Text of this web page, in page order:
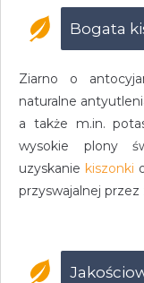
Bogata
Ziarno o
naturalne
a także m.in.
wysokie plony
uzyskanie kiszonki
przyswajalnej przez